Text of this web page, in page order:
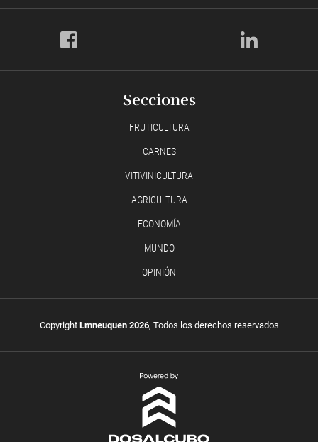
Secciones
FRUTICULTURA
CARNES
VITIVINICULTURA
AGRICULTURA
ECONOMÍA
MUNDO
OPINIÓN
Copyright Lmneuquen 2026, Todos los derechos reservados